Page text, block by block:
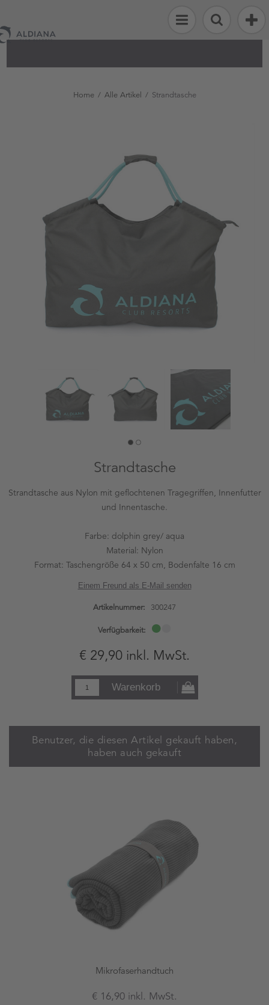
Kinderwelt
Home / Alle Artikel / Strandtasche
Strandtasche
Strandtasche aus Nylon mit geflochtenen Tragegriffen, Innenfutter
und Innentasche.
Farbe: dolphin grey/ aqua
Material: Nylon
Format: Taschengröße 64 x 50 cm, Bodenfalte 16 cm
Einem Freund als E-Mail senden
Artikelnummer: 300247
Verfügbarkeit:
€ 29,90 inkl. MwSt.
Warenkorb
Benutzer, die diesen Artikel gekauft haben,
haben auch gekauft
Mikrofaserhandtuch
€ 16,90 inkl. MwSt.